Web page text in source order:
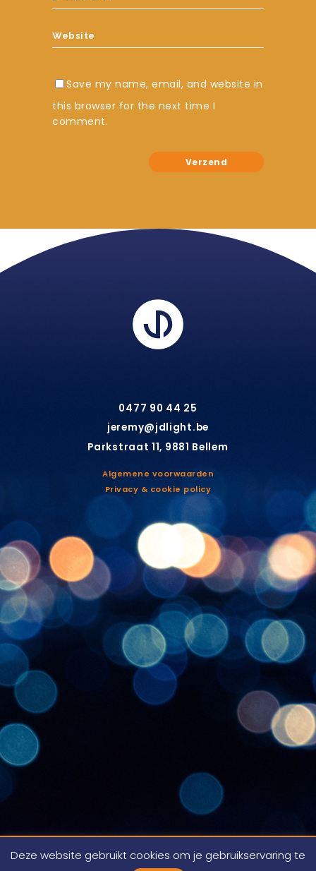
Save my name, email, and website in
this browser for the next time I
comment.
0477 90 44 25
jeremy@jdlight.be
Parkstraat 11, 9881 Bellem
Algemene voorwaarden
Privacy & cookie policy
© 2022 JD Light. Alle rechten voorbehouden.
Deze website gebruikt cookies om je gebruikservaring te